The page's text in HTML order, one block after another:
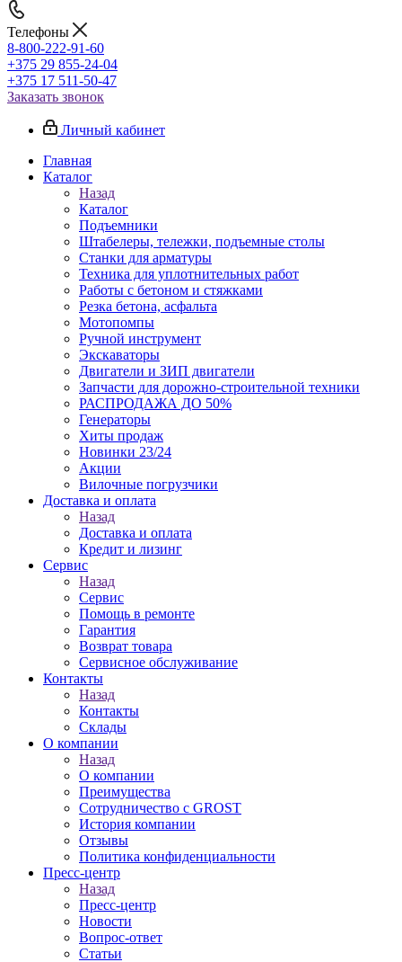
Телефоны
8-800-222-91-60
+375 29 855-24-04
+375 17 511-50-47
Заказать звонок
Личный кабинет
Главная
Каталог
Назад
Каталог
Подъемники
Штабелеры, тележки, подъемные столы
Станки для арматуры
Техника для уплотнительных работ
Работы с бетоном и стяжками
Резка бетона, асфальта
Мотопомпы
Ручной инструмент
Экскаваторы
Двигатели и ЗИП двигатели
Запчасти для дорожно-строительной техники
РАСПРОДАЖА ДО 50%
Генераторы
Хиты продаж
Новинки 23/24
Акции
Вилочные погрузчики
Доставка и оплата
Назад
Доставка и оплата
Кредит и лизинг
Сервис
Назад
Сервис
Помощь в ремонте
Гарантия
Возврат товара
Сервисное обслуживание
Контакты
Назад
Контакты
Склады
О компании
Назад
О компании
Преимущества
Сотрудничество с GROST
История компании
Отзывы
Политика конфиденциальности
Пресс-центр
Назад
Пресс-центр
Новости
Вопрос-ответ
Статьи